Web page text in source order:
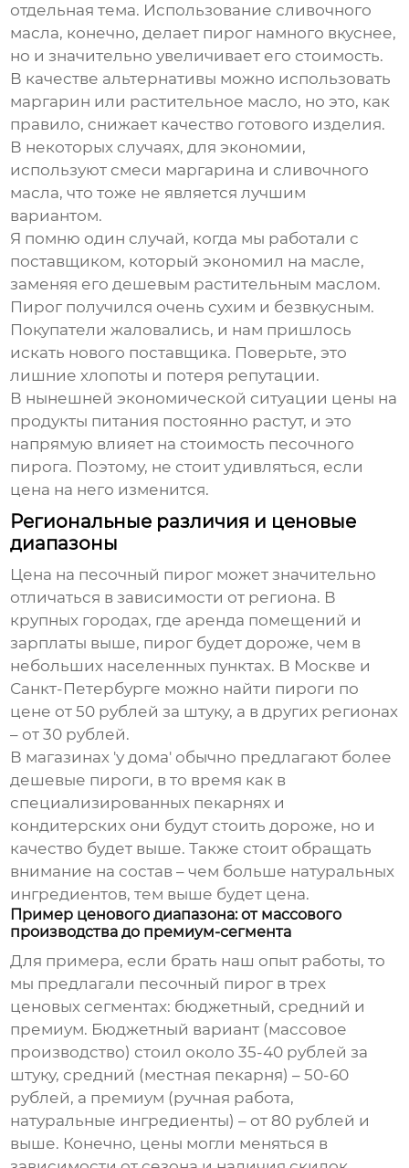
отдельная тема. Использование сливочного
масла, конечно, делает пирог намного вкуснее,
но и значительно увеличивает его стоимость.
В качестве альтернативы можно использовать
маргарин или растительное масло, но это, как
правило, снижает качество готового изделия.
В некоторых случаях, для экономии,
используют смеси маргарина и сливочного
масла, что тоже не является лучшим
вариантом.
Я помню один случай, когда мы работали с
поставщиком, который экономил на масле,
заменяя его дешевым растительным маслом.
Пирог получился очень сухим и безвкусным.
Покупатели жаловались, и нам пришлось
искать нового поставщика. Поверьте, это
лишние хлопоты и потеря репутации.
В нынешней экономической ситуации цены на
продукты питания постоянно растут, и это
напрямую влияет на стоимость песочного
пирога. Поэтому, не стоит удивляться, если
цена на него изменится.
Региональные различия и ценовые
диапазоны
Цена на песочный пирог может значительно
отличаться в зависимости от региона. В
крупных городах, где аренда помещений и
зарплаты выше, пирог будет дороже, чем в
небольших населенных пунктах. В Москве и
Санкт-Петербурге можно найти пироги по
цене от 50 рублей за штуку, а в других регионах
– от 30 рублей.
В магазинах 'у дома' обычно предлагают более
дешевые пироги, в то время как в
специализированных пекарнях и
кондитерских они будут стоить дороже, но и
качество будет выше. Также стоит обращать
внимание на состав – чем больше натуральных
ингредиентов, тем выше будет цена.
Пример ценового диапазона: от массового
производства до премиум-сегмента
Для примера, если брать наш опыт работы, то
мы предлагали песочный пирог в трех
ценовых сегментах: бюджетный, средний и
премиум. Бюджетный вариант (массовое
производство) стоил около 35-40 рублей за
штуку, средний (местная пекарня) – 50-60
рублей, а премиум (ручная работа,
натуральные ингредиенты) – от 80 рублей и
выше. Конечно, цены могли меняться в